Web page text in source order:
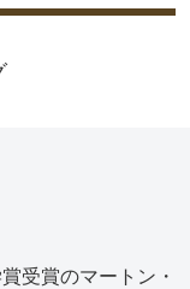
受賞のマートン・